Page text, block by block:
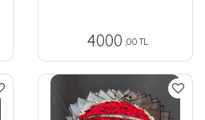
4000 ,00 TL